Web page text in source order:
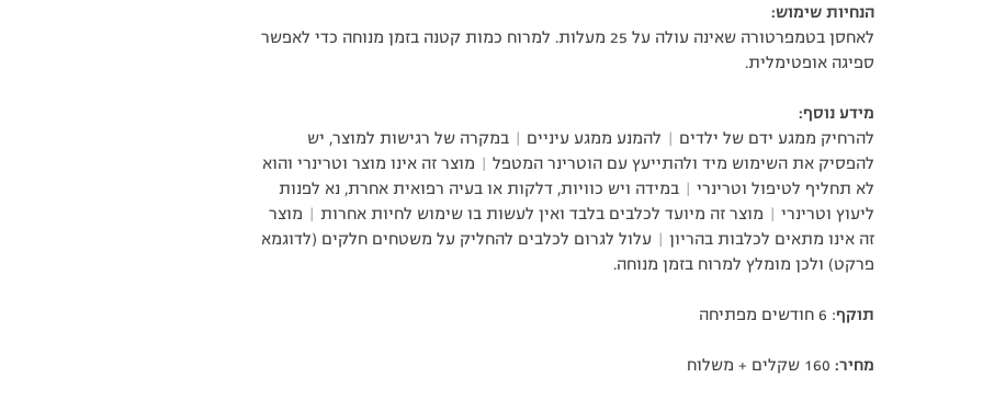
הנחיות שימוש:
לאחסן בטמפרטורה שאינה עולה על 25 מעלות. למרוח כמות קטנה בזמן מנוחה כדי לאפשר
ספיגה אופטימלית.
מידע נוסף:
להרחיק ממגע ידם של ילדים | להמנע ממגע עיניים | במקרה של רגישות למוצר, יש
להפסיק את השימוש מיד ולהתייעץ עם הוטרינר המטפל | מוצר זה אינו מוצר וטרינרי והוא
לא תחליף לטיפול וטרינרי | במידה ויש כוויות, דלקות או בעיה רפואית אחרת, נא לפנות
ליעוץ וטרינרי | מוצר זה מיועד לכלבים בלבד ואין לעשות בו שימוש לחיות אחרות | מוצר
זה אינו מתאים לכלבות בהריון | עלול לגרום לכלבים להחליק על משטחים חלקים (לדוגמא
פרקט) ולכן מומלץ למרוח בזמן מנוחה.
תוקף: 6 חודשים מפתיחה
מחיר: